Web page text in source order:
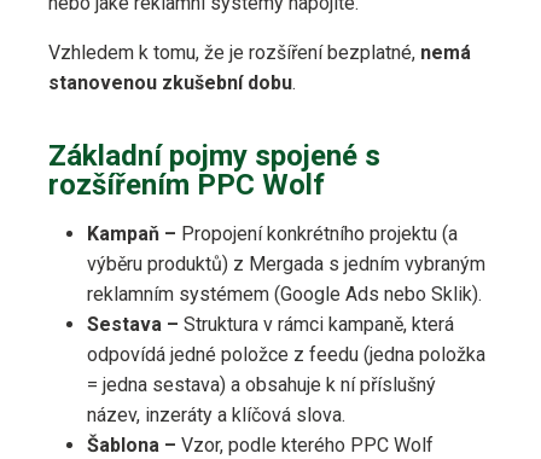
Vzhledem k tomu, že je rozšíření bezplatné, nemá
stanovenou zkušební dobu.
Základní pojmy spojené s
rozšířením PPC Wolf
Kampaň – Propojení konkrétního projektu (a
výběru produktů) z Mergada s jedním vybraným
reklamním systémem (Google Ads nebo Sklik).
Sestava – Struktura v rámci kampaně, která
odpovídá jedné položce z feedu (jedna položka
= jedna sestava) a obsahuje k ní příslušný
název, inzeráty a klíčová slova.
Šablona – Vzor, podle kterého PPC Wolf